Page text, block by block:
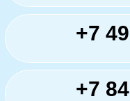
+7
+7